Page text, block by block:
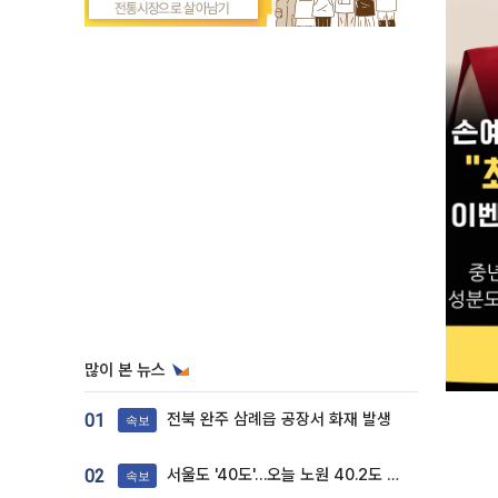
많이 본 뉴스
01 속보 전북 완주 삼례읍 공장서 화재 발생
02 속보 서울도 '40도'…오늘 노원 40.2도 기록